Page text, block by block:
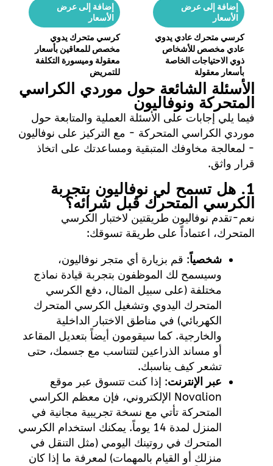
إضافة إلى عرض
الأسعار
كرسي متحرك عادي يدوي
عادي مخصص للأشخاص
ذوي الاحتياجات الخاصة
بأسعار معقولة
إضافة إلى عرض
الأسعار
كرسي متحرك يدوي
مخصص للمعاقين بأسعار
معقولة وميسورة التكلفة
للتمريض
الأسئلة الشائعة حول موردي الكراسي
المتحركة ونوفاليون
فيما يلي إجابات على الأسئلة العملية والمتابعة حول
موردي الكراسي المتحركة - مع التركيز على نوفاليون
- لمعالجة مخاوفك المتبقية ومساعدتك على اتخاذ
قرار واثق.
1. هل تسمح لي نوفاليون بتجربة
الكرسي المتحرك قبل شرائه؟
نعم-تقدم نوفاليون طريقتين لاختبار الكرسي
المتحرك، اعتماداً على طريقة تسوقك:
شخصياً: قم بزيارة أي متجر نوفاليون،
وسيسمح لك الموظفون بتجربة قيادة نماذج
مختلفة (على سبيل المثال، دفع الكرسي
المتحرك اليدوي وتشغيل الكرسي المتحرك
الكهربائي) في مناطق الاختبار الداخلية
والخارجية. كما سيقومون أيضاً بتعديل المقاعد
أو مساند الذراعين لتتناسب مع جسمك، حتى
تشعر كيف يناسبك.
عبر الإنترنت : إذا كنت تتسوق عبر موقع
Novalion الإلكتروني، فإن معظم الكراسي
المتحركة تأتي مع نسخة تجريبية مجانية في
المنزل لمدة 14 يوماً. يمكنك استخدام الكرسي
المتحرك في روتينك اليومي (مثل التنقل في
منزلك أو القيام بالمهمات) لمعرفة ما إذا كان